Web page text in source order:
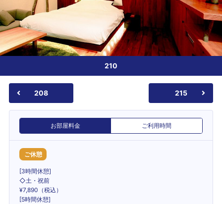
210
208 215
お部屋料金 ご利用時間
ご休憩
[3時間休憩]
◇土・祝前
¥7,890（税込）
[5時間休憩]